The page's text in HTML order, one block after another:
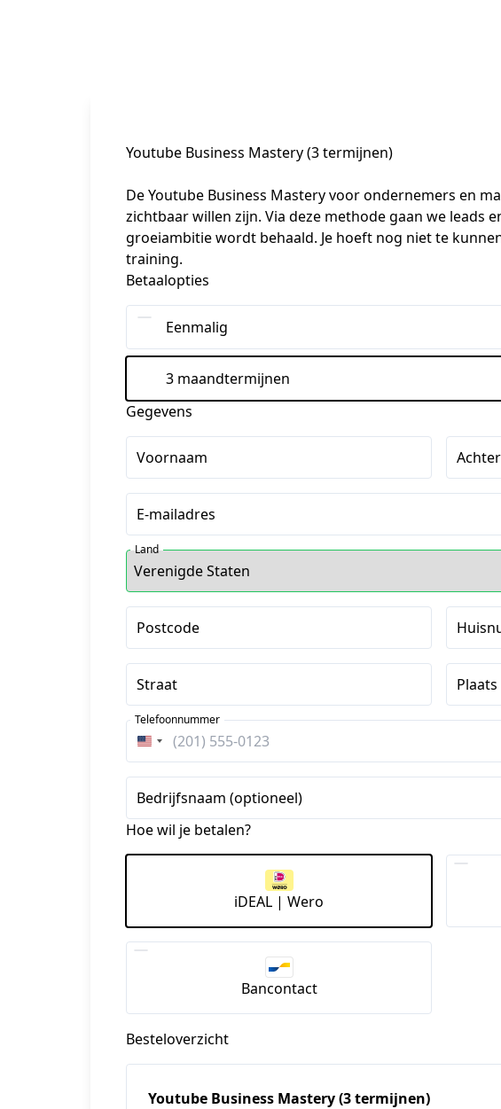
Youtube Business Mastery (3 termijnen)
De Youtube Business Mastery voor ondernemers en
zichtbaar willen zijn. Via deze methode gaan we leads
groeiambitie wordt behaald. Je hoeft nog niet te
training.
Betaalopties
Eenmalig
3 maandtermijnen
Gegevens
Voornaam
E-mailadres
Land
Postcode
Straat Plaats
Verenigde
Staten
+1
Telefoonnummer
Bedrijfsnaam (optioneel)
Hoe wil je betalen?
iDEAL | Wero
Bancontact
Besteloverzicht
Youtube Business Mastery (3 termijnen)